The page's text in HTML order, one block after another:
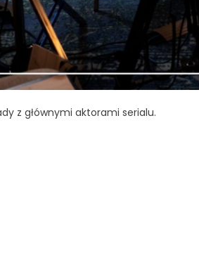
z głównymi aktorami serialu.